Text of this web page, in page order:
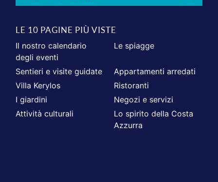
LE 10 PAGINE PIÙ VISTE
Il nostro calendario
degli eventi
Le spiagge
Sentieri e visite guidate
Appartamenti arredati
Villa Kerylos
Ristoranti
I giardini
Negozi e servizi
Attività culturali
Lo spirito della Costa
Azzurra